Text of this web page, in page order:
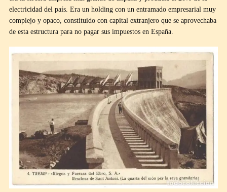
electricidad del país. Era un holding con un entramado empresarial muy
complejo y opaco, constituido con capital extranjero que se aprovechaba
de esta estructura para no pagar sus impuestos en España.